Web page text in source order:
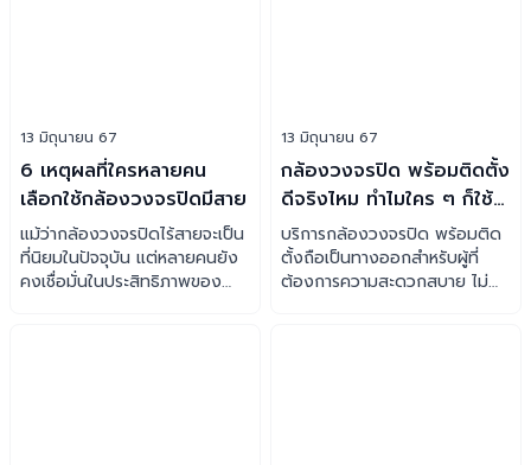
13 มิถุนายน 67
6 เหตุผลที่ใครหลายคน
เลือกใช้กล้องวงจรปิดมีสาย
แม้ว่ากล้องวงจรปิดไร้สายจะเป็น
ที่นิยมในปัจจุบัน แต่หลายคนยัง
คงเชื่อมั่นในประสิทธิภาพของ
13 มิถุนายน 67
กล้องวงจรปิด พร้อมติดตั้ง
ดีจริงไหม ทำไมใคร ๆ ก็ใช้
บริการ
บริการกล้องวงจรปิด พร้อมติด
ตั้งถือเป็นทางออกสำหรับผู้ที่
ต้องการความสะดวกสบาย ไม่